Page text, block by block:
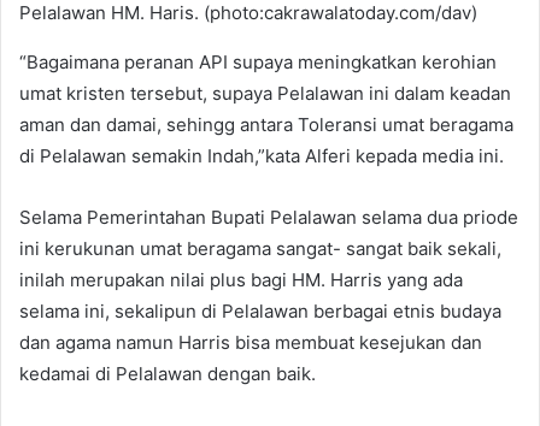
Pelalawan HM. Haris. (photo:cakrawalatoday.com/dav)
“Bagaimana peranan API supaya meningkatkan kerohian
umat kristen tersebut, supaya Pelalawan ini dalam keadan
aman dan damai, sehingg antara Toleransi umat beragama
di Pelalawan semakin Indah,”kata Alferi kepada media ini.
Selama Pemerintahan Bupati Pelalawan selama dua priode
ini kerukunan umat beragama sangat- sangat baik sekali,
inilah merupakan nilai plus bagi HM. Harris yang ada
selama ini, sekalipun di Pelalawan berbagai etnis budaya
dan agama namun Harris bisa membuat kesejukan dan
kedamai di Pelalawan dengan baik.